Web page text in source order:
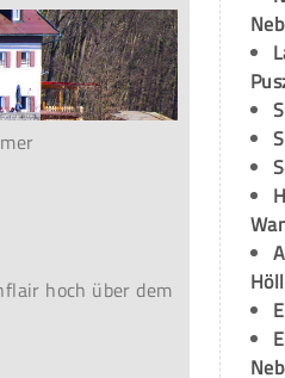
hoch über dem